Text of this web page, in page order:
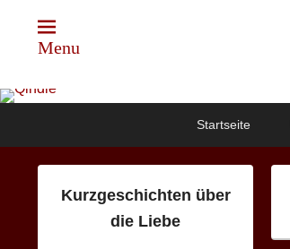
Menu
Qindie
Das Autorenkorrektiv
Startseite
Kurzgeschichten über
die Liebe